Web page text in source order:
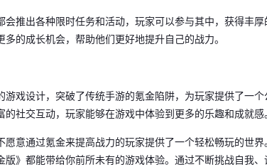
推出各种限时任务和活动，玩家可以参与其中，获得丰
的成长机会，帮助他们更好地提升自己的战力。
戏设计，突破了传统手游的氪金陷阱，为玩家提供了一
社交互动，玩家能够在游戏中体验到更多的乐趣和成就感。
意通过氪金来提高战力的玩家提供了一个轻松畅玩的世
》都能带给你前所未有的游戏体验。通过不断挑战自我